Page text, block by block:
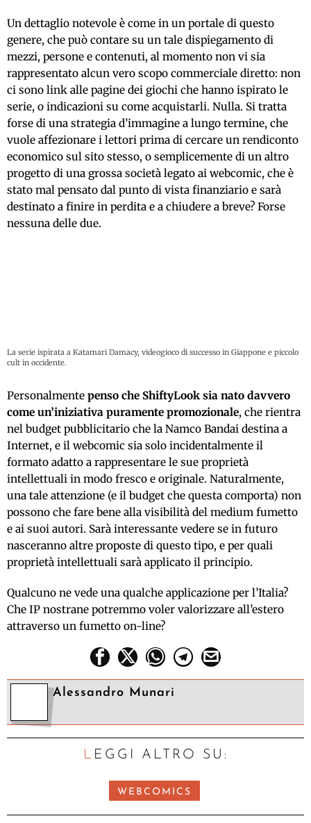
Un dettaglio notevole è come in un portale di questo
genere, che può contare su un tale dispiegamento di
mezzi, persone e contenuti, al momento non vi sia
rappresentato alcun vero scopo commerciale diretto: non
ci sono link alle pagine dei giochi che hanno ispirato le
serie, o indicazioni su come acquistarli. Nulla. Si tratta
forse di una strategia d’immagine a lungo termine, che
vuole affezionare i lettori prima di cercare un rendiconto
economico sul sito stesso, o semplicemente di un altro
progetto di una grossa società legato ai webcomic, che è
stato mal pensato dal punto di vista finanziario e sarà
destinato a finire in perdita e a chiudere a breve? Forse
nessuna delle due.
La serie ispirata a Katamari Damacy, videogioco di successo in Giappone e piccolo
cult in occidente.
Personalmente penso che ShiftyLook sia nato davvero
come un’iniziativa puramente promozionale, che rientra
nel budget pubblicitario che la Namco Bandai destina a
Internet, e il webcomic sia solo incidentalmente il
formato adatto a rappresentare le sue proprietà
intellettuali in modo fresco e originale. Naturalmente,
una tale attenzione (e il budget che questa comporta) non
possono che fare bene alla visibilità del medium fumetto
e ai suoi autori. Sarà interessante vedere se in futuro
nasceranno altre proposte di questo tipo, e per quali
proprietà intellettuali sarà applicato il principio.
Qualcuno ne vede una qualche applicazione per l’Italia?
Che IP nostrane potremmo voler valorizzare all’estero
attraverso un fumetto on-line?
Alessandro Munari
LEGGI ALTRO SU:
WEBCOMICS